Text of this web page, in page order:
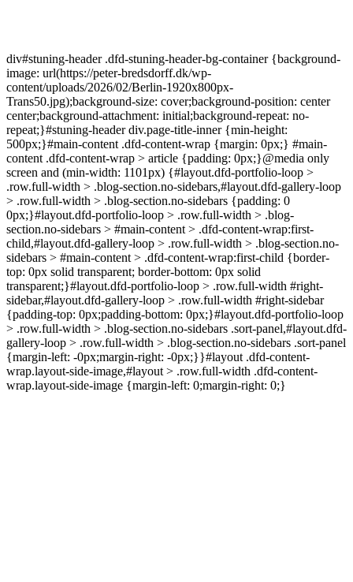
div#stuning-header .dfd-stuning-header-bg-container {background-
image: url(https://peter-bredsdorff.dk/wp-
content/uploads/2026/02/Berlin-1920x800px-
Trans50.jpg);background-size: cover;background-position: center
center;background-attachment: initial;background-repeat: no-
repeat;}#stuning-header div.page-title-inner {min-height:
500px;}#main-content .dfd-content-wrap {margin: 0px;} #main-
content .dfd-content-wrap > article {padding: 0px;}@media only
screen and (min-width: 1101px) {#layout.dfd-portfolio-loop >
.row.full-width > .blog-section.no-sidebars,#layout.dfd-gallery-loop
> .row.full-width > .blog-section.no-sidebars {padding: 0
0px;}#layout.dfd-portfolio-loop > .row.full-width > .blog-
section.no-sidebars > #main-content > .dfd-content-wrap:first-
child,#layout.dfd-gallery-loop > .row.full-width > .blog-section.no-
sidebars > #main-content > .dfd-content-wrap:first-child {border-
top: 0px solid transparent; border-bottom: 0px solid
transparent;}#layout.dfd-portfolio-loop > .row.full-width #right-
sidebar,#layout.dfd-gallery-loop > .row.full-width #right-sidebar
{padding-top: 0px;padding-bottom: 0px;}#layout.dfd-portfolio-loop
> .row.full-width > .blog-section.no-sidebars .sort-panel,#layout.dfd-
gallery-loop > .row.full-width > .blog-section.no-sidebars .sort-panel
{margin-left: -0px;margin-right: -0px;}}#layout .dfd-content-
wrap.layout-side-image,#layout > .row.full-width .dfd-content-
wrap.layout-side-image {margin-left: 0;margin-right: 0;}